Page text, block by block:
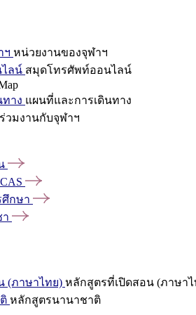
ฯ หน่วยงานของจุฬาฯ
ลน์ สมุดโทรศัพท์ออนไลน์
าง แผนที่และการเดินทาง
ร่วมงานกับจุฬาฯ
ศึกษา
(ภาษาไทย) หลักสูตรที่เปิดสอน (ภาษาไ
หลักสูตรนานาชาติ